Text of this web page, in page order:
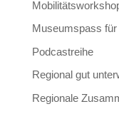
Museumspass für
Podcastreihe
Regional gut
Regionale